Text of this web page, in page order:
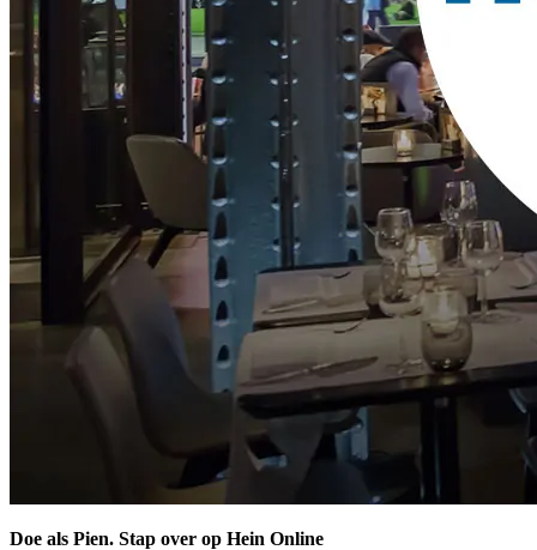
Doe als Pien. Stap over op Hein Online